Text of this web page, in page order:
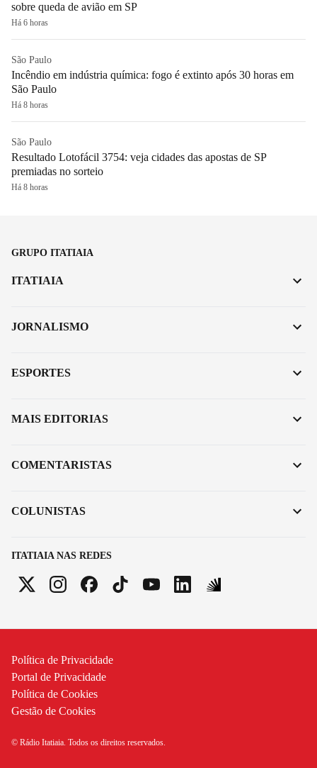
sobre queda de avião em SP
Há 6 horas
São Paulo
Incêndio em indústria química: fogo é extinto após 30 horas em
São Paulo
Há 8 horas
São Paulo
Resultado Lotofácil 3754: veja cidades das apostas de SP
premiadas no sorteio
Há 8 horas
GRUPO ITATIAIA
ITATIAIA NAS REDES
ITATIAIA
JORNALISMO
ESPORTES
MAIS EDITORIAS
COMENTARISTAS
COLUNISTAS
Política de Privacidade
Portal de Privacidade
Política de Cookies
Gestão de Cookies
© Rádio Itatiaia. Todos os direitos reservados.